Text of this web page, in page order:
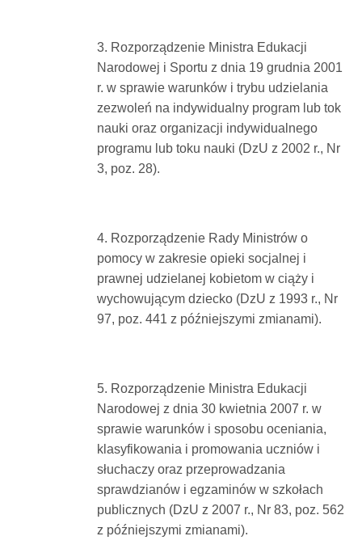
3. Rozporządzenie Ministra Edukacji
Narodowej i Sportu z dnia 19 grudnia 2001
r. w sprawie warunków i trybu udzielania
zezwoleń na indywidualny program lub tok
nauki oraz organizacji indywidualnego
programu lub toku nauki (DzU z 2002 r., Nr
3, poz. 28).
4. Rozporządzenie Rady Ministrów o
pomocy w zakresie opieki socjalnej i
prawnej udzielanej kobietom w ciąży i
wychowującym dziecko (DzU z 1993 r., Nr
97, poz. 441 z późniejszymi zmianami).
5. Rozporządzenie Ministra Edukacji
Narodowej z dnia 30 kwietnia 2007 r. w
sprawie warunków i sposobu oceniania,
klasyfikowania i promowania uczniów i
słuchaczy oraz przeprowadzania
sprawdzianów i egzaminów w szkołach
publicznych (DzU z 2007 r., Nr 83, poz. 562
z późniejszymi zmianami).